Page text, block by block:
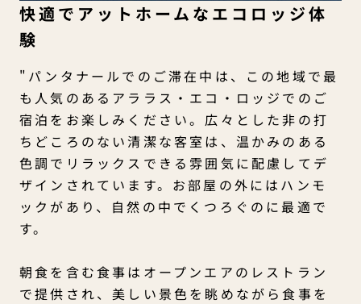
快適でアットホームなエコロッジ体
験
"パンタナールでのご滞在中は、この地域で最
も人気のあるアララス・エコ・ロッジでのご
宿泊をお楽しみください。広々とした非の打
ちどころのない清潔な客室は、温かみのある
色調でリラックスできる雰囲気に配慮してデ
ザインされています。お部屋の外にはハンモ
ックがあり、自然の中でくつろぐのに最適で
す。
朝食を含む食事はオープンエアのレストラン
で提供され、美しい景色を眺めながら食事を